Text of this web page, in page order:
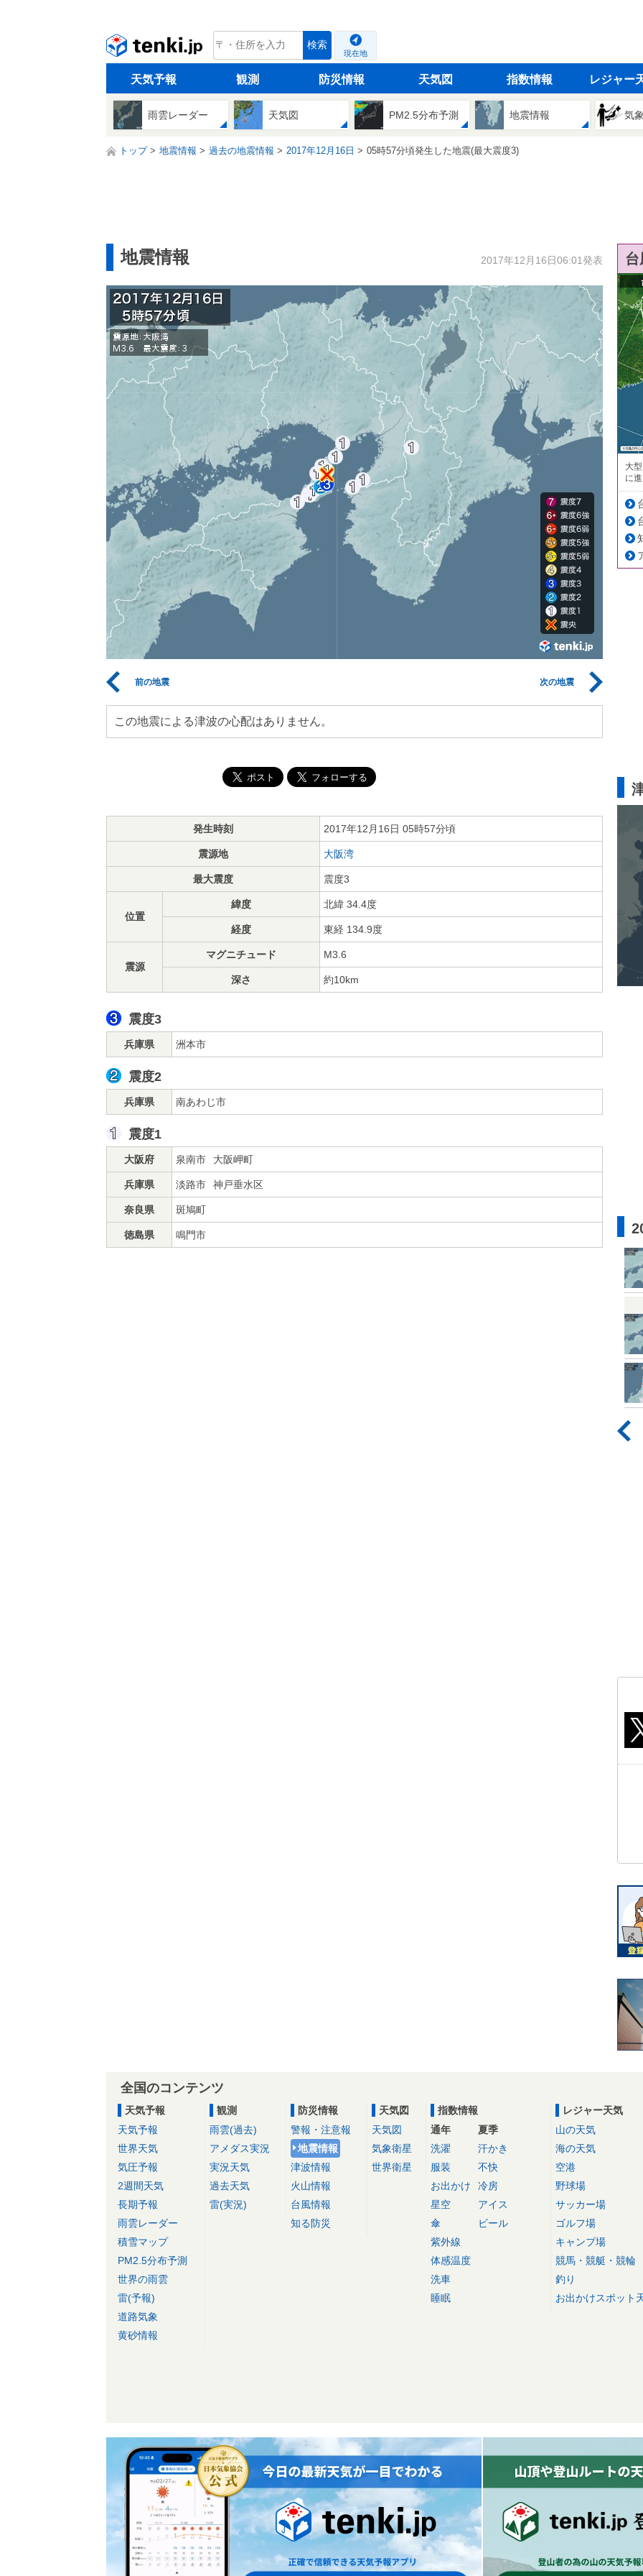
tenki.jp 検索
現在地
天気予報 観測 防災情報 天気図 指数情報 レジャー
雨雲レーダー 天気図 PM2.5分布予測 地震情報 気
トップ 地震情報 過去の地震情報 2017年12月16日 05時57分頃発生した地震(最大震度3)
地震情報 2017年12月16日06:01発表
前の地震 次の地震
この地震による津波の心配はありません。
発生時刻 2017年12月16日 05時57分頃
震源地 大阪湾
最大震度 震度3
位置
緯度 北緯 34.4度
経度 東経 134.9度
震源
マグニチュード M3.6
深さ 約10km
震度3
兵庫県 洲本市
震度2
兵庫県 南あわじ市
震度1
大阪府 泉南市 大阪岬町
兵庫県 淡路市 神戸垂水区
奈良県 斑鳩町
徳島県 鳴門市
大
に
全国のコンテンツ
天気予報
天気予報
世界天気
気圧予報
2週間天気
長期予報
雨雲レーダー
積雪マップ
PM2.5分布予測
世界の雨雲
雷(予報)
道路気象
黄砂情報
観測
雨雲(過去)
アメダス実況
実況天気
過去天気
雷(実況)
防災情報
警報・注意報
地震情報
津波情報
火山情報
台風情報
知る防災
天気図
天気図
気象衛星
世界衛星
指数情報
通年
洗濯
服装
お出かけ
星空
傘
紫外線
体感温度
洗車
睡眠
夏季
汗かき
不快
冷房
アイス
ビール
レジャー天気
山の天気
海の天気
空港
野球場
サッカー場
ゴルフ場
キャンプ場
競馬・競艇・競輪
釣り
お出かけスポット